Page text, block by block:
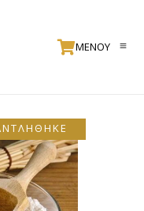
ΜΕΝΟΥ